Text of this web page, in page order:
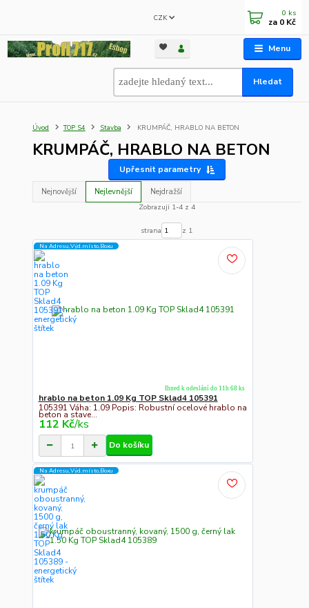
Menu
CZK
Hledat
0 ks
za 0 Kč
Úvod TOP S4 Stavba KRUMPÁČ, HRABLO NA BETON
KRUMPÁČ, HRABLO NA BETON
Upřesnit parametry
Nejnovější Nejlevnější
Nejdražší
Zobrazuji 1-4 z 4
strana z 1
Na Adresu,Výd.místo,Boxu
hrablo na beton 1.09 Kg TOP Sklad4 105391
105391 Váha: 1.09 Popis: Robustní ocelové hrablo na
beton a stave...
112 Kč/ks
Ihned k odeslání do 11h 68 ks
Do košíku
Na Adresu,Výd.místo,Boxu